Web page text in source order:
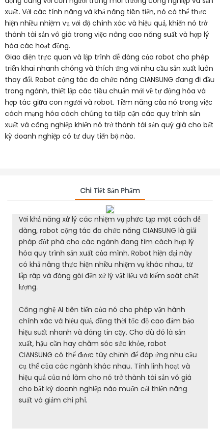
xuất. Với các tính năng và khả năng tiên tiến, nó có thể thực
hiện nhiều nhiệm vụ với độ chính xác và hiệu quả, khiến nó trở
thành tài sản vô giá trong việc nâng cao năng suất và hợp lý
hóa các hoạt động.
Giao diện trực quan và lập trình dễ dàng của robot cho phép
triển khai nhanh chóng và thích ứng với nhu cầu sản xuất luôn
thay đổi. Robot cộng tác đa chức năng CIANSUNG đang đi đầu
trong ngành, thiết lập các tiêu chuẩn mới về tự động hóa và
hợp tác giữa con người và robot. Tiềm năng của nó trong việc
cách mạng hóa cách chúng ta tiếp cận các quy trình sản
xuất và công nghiệp khiến nó trở thành tài sản quý giá cho bất
kỳ doanh nghiệp có tư duy tiến bộ nào.
Chi Tiết Sản Phẩm
Với khả năng xử lý các nhiệm vụ phức tạp một cách dễ
dàng, robot cộng tác đa chức năng CIANSUNG là giải
pháp đột phá cho các ngành đang tìm cách hợp lý
hóa quy trình sản xuất của mình. Robot hiện đại này
có khả năng thực hiện nhiều nhiệm vụ khác nhau, từ
lắp ráp và đóng gói đến xử lý vật liệu và kiểm soát chất
lượng.
Công nghệ AI tiên tiến của nó cho phép vận hành
chính xác và hiệu quả, đồng thời tốc độ cao đảm bảo
hiệu suất nhanh và đáng tin cậy. Cho dù đó là sản
xuất, hậu cần hay chăm sóc sức khỏe, robot
CIANSUNG có thể được tùy chỉnh để đáp ứng nhu cầu
cụ thể của các ngành khác nhau. Tính linh hoạt và
hiệu quả của nó làm cho nó trở thành tài sản vô giá
cho bất kỳ doanh nghiệp nào muốn cải thiện năng
suất và giảm chi phí.